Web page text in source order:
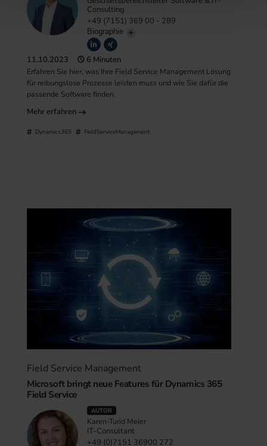
Consulting
+49 (7151) 369 00 - 289
Biographie
11.10.2023 6 Minuten
Erfahren Sie hier, was Ihre Field Service Management Lösung
für reibungslose Prozesse leisten muss und wie Sie dafür die
passende Software finden.
Mehr erfahren
Dynamics365 FieldServiceManagement
Field Service Management
Microsoft bringt neue Features für Dynamics 365
Field Service
AUTOR
Karen-Turid Meier
IT-Consultant
+49 (0)7151 36900 272